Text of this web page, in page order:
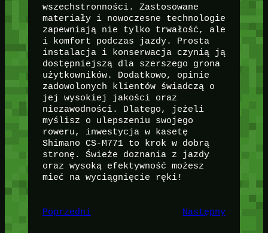
wszechstronności. Zastosowane
materiały i nowoczesne technologie
zapewniają nie tylko trwałość, ale
i komfort podczas jazdy. Prosta
instalacja i konserwacja czynią ją
dostępniejszą dla szerszego grona
użytkowników. Dodatkowo, opinie
zadowolonych klientów świadczą o
jej wysokiej jakości oraz
niezawodności. Dlatego, jeżeli
myślisz o ulepszeniu swojego
roweru, inwestycja w kasetę
Shimano CS-M771 to krok w dobrą
stronę. Świeże doznania z jazdy
oraz wysoką efektywność możesz
mieć na wyciągnięcie ręki!
Poprzedni Następny